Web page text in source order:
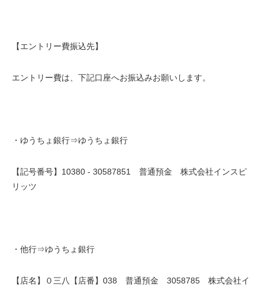
【エントリー費振込先】
エントリー費は、下記口座へお振込みお願いします。
・ゆうちょ銀行⇒ゆうちょ銀行
【記号番号】10380 - 30587851 普通預金 株式会社インスピ
リッツ
・他行⇒ゆうちょ銀行
【店名】０三八【店番】038 普通預金 3058785 株式会社イ